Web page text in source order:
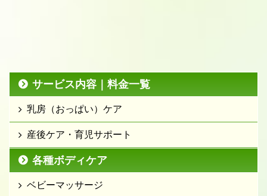
サービス内容｜料金一覧
乳房（おっぱい）ケア
産後ケア・育児サポート
各種ボディケア
ベビーマッサージ